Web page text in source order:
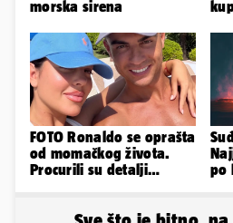
morska sirena
FOTO Ronaldo se oprašta
od momačkog života.
Procurili su detalji
po